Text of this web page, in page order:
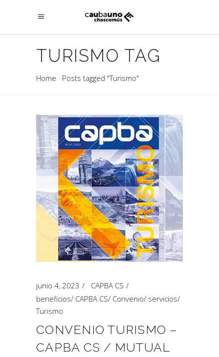
TURISMO TAG
Home Posts tagged "Turismo"
junio 4, 2023
CAPBA CS
beneficios/ CAPBA CS/ Convenio/ servicios/
Turismo
CONVENIO TURISMO –
CAPBA CS / MUTUAL